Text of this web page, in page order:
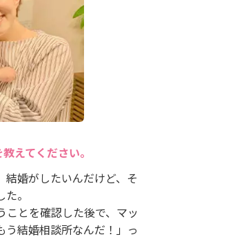
えてください。
婚がしたいんだけど、そ
。
とを確認した後で、マッ
結婚相談所なんだ！」っ